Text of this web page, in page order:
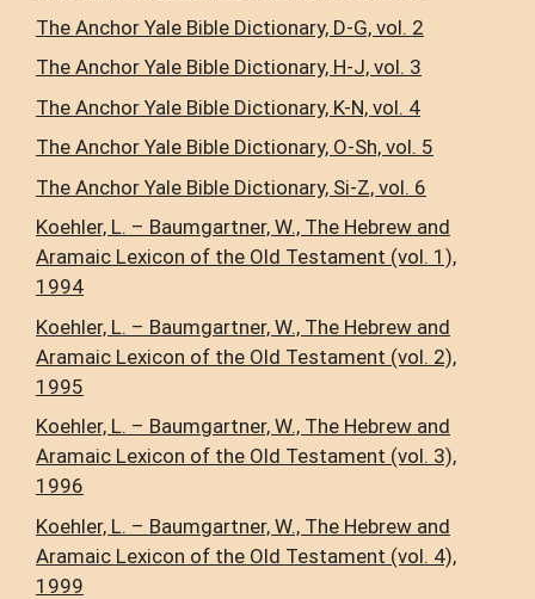
The Anchor Yale Bible Dictionary, D-G, vol. 2
The Anchor Yale Bible Dictionary, H-J, vol. 3
The Anchor Yale Bible Dictionary, K-N, vol. 4
The Anchor Yale Bible Dictionary, O-Sh, vol. 5
The Anchor Yale Bible Dictionary, Si-Z, vol. 6
Koehler, L. – Baumgartner, W., The Hebrew and
Aramaic Lexicon of the Old Testament (vol. 1),
1994
Koehler, L. – Baumgartner, W., The Hebrew and
Aramaic Lexicon of the Old Testament (vol. 2),
1995
Koehler, L. – Baumgartner, W., The Hebrew and
Aramaic Lexicon of the Old Testament (vol. 3),
1996
Koehler, L. – Baumgartner, W., The Hebrew and
Aramaic Lexicon of the Old Testament (vol. 4),
1999